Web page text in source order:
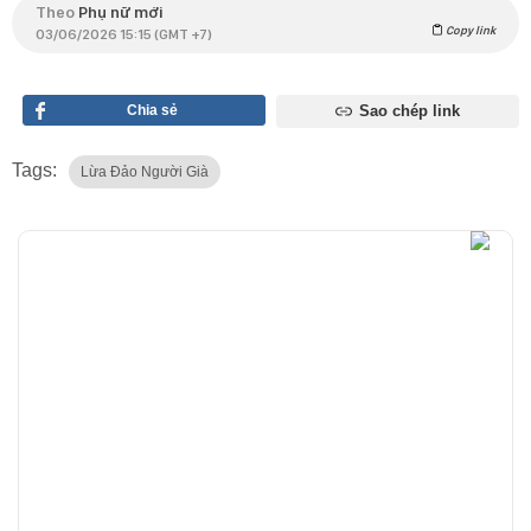
Theo Phụ nữ mới
03/06/2026 15:15 (GMT +7) Copy link
Chia sẻ Sao chép link
Tags: Lừa Đảo Người Già